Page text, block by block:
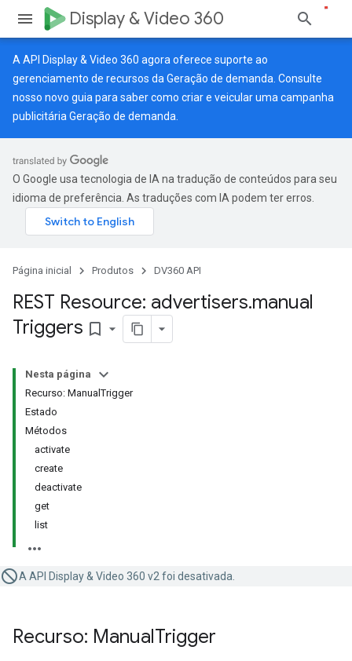
Display & Video 360
A API Display & Video 360 agora oferece suporte ao
gerenciamento de recursos da Geração de demanda. Consulte
nosso novo guia para saber como criar e veicular uma campanha
publicitária Geração de demanda.
O Google usa tecnologia de IA na tradução de conteúdos para seu
idioma de preferência. As traduções com IA podem ter erros.
Página inicial Produtos DV360 API
REST Resource: advertisers.manual
Triggers bookmark_border
Nesta página
Recurso: ManualTrigger
Estado
Métodos
activate
create
deactivate
get
list
A API Display & Video 360 v2 foi desativada.
Recurso: ManualTrigger